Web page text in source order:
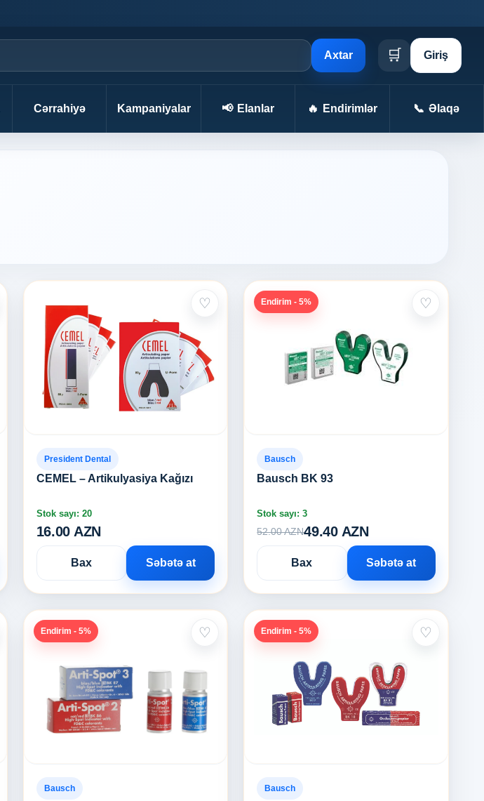
Axtar 🛒 Giriş
Cərrahiyə Kampaniyalar 📢 Elanlar 🔥 Endirimlər 📞 Əlaqə
♡
President Dental
CEMEL – Artikulyasiya Kağızı
Stok sayı: 20
16.00 AZN
Bax Səbətə at
Endirim - 5% ♡
Bausch
Bausch BK 93
Stok sayı: 3
52.00 AZN49.40 AZN
Bax Səbətə at
Endirim - 5% ♡
Bausch
Endirim - 5% ♡
Bausch